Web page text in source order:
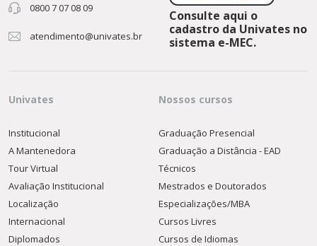
0800 7 07 08 09
atendimento@univates.br
Consulte aqui o
cadastro da Univates no
sistema e-MEC.
Univates
Institucional
A Mantenedora
Tour Virtual
Avaliação Institucional
Localização
Internacional
Diplomados
Nossos cursos
Graduação Presencial
Graduação a Distância - EAD
Técnicos
Mestrados e Doutorados
Especializações/MBA
Cursos Livres
Cursos de Idiomas